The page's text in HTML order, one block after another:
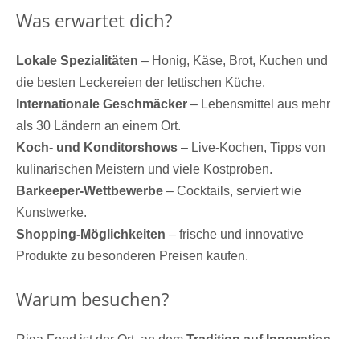
Was erwartet dich?
Lokale Spezialitäten – Honig, Käse, Brot, Kuchen und
die besten Leckereien der lettischen Küche.
Internationale Geschmäcker – Lebensmittel aus mehr
als 30 Ländern an einem Ort.
Koch- und Konditorshows – Live-Kochen, Tipps von
kulinarischen Meistern und viele Kostproben.
Barkeeper-Wettbewerbe – Cocktails, serviert wie
Kunstwerke.
Shopping-Möglichkeiten – frische und innovative
Produkte zu besonderen Preisen kaufen.
Warum besuchen?